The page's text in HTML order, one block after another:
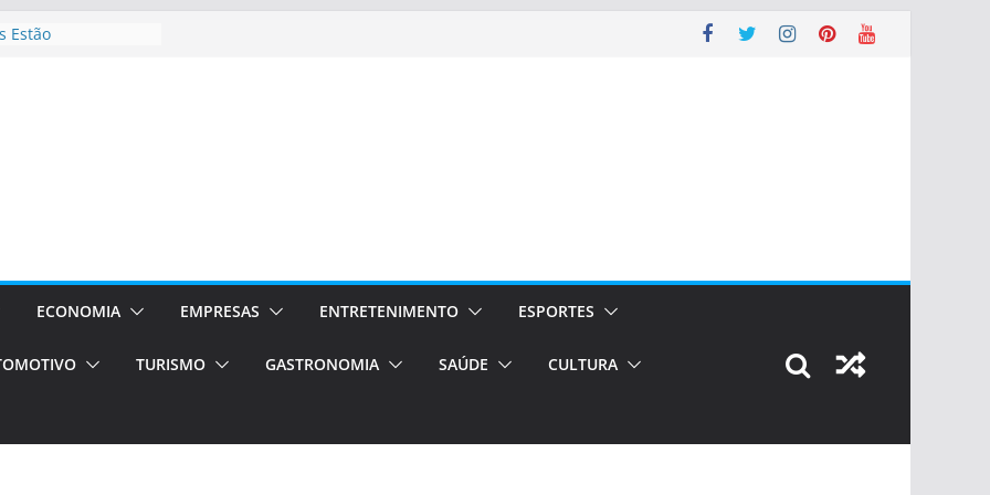
Estão
em Porto
de transfer,
de alto padrão
bolsas –
o segundo
únicas e
de volta!
ECONOMIA EMPRESAS ENTRETENIMENTO ESPORTES
TURISMO GASTRONOMIA SAÚDE CULTURA